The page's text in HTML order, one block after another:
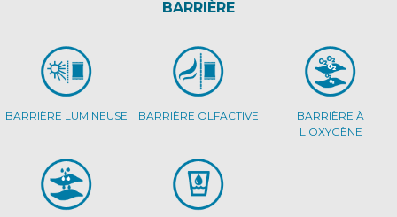
BARRIÈRE
BARRIÈRE LUMINEUSE BARRIÈRE OLFACTIVE
BARRIÈRE À
L'OXYGÈNE